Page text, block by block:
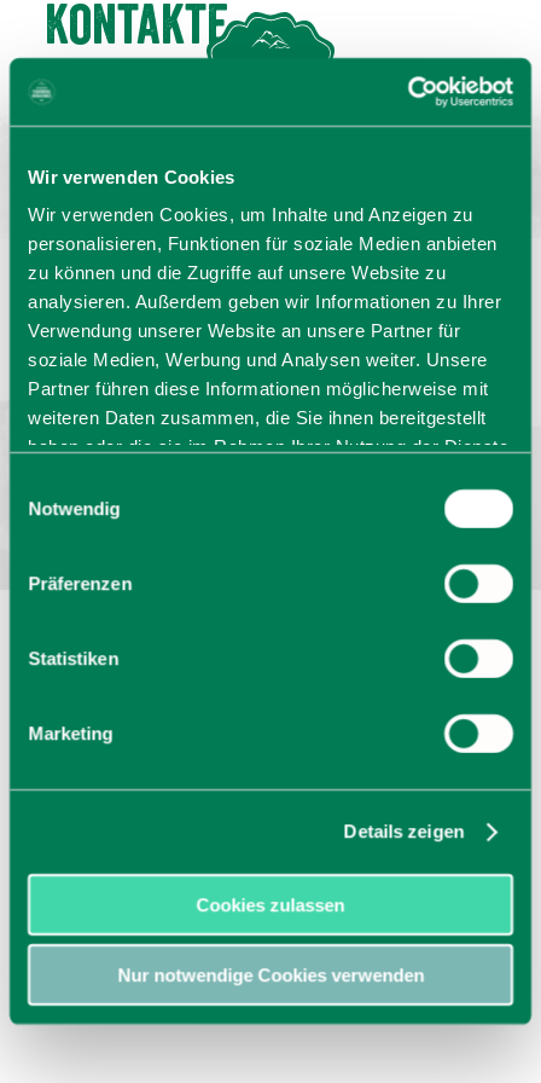
Wir verwenden Cookies
Wir verwenden Cookies, um Inhalte und Anzeigen zu
personalisieren, Funktionen für soziale Medien anbieten
zu können und die Zugriffe auf unsere Website zu
analysieren. Außerdem geben wir Informationen zu Ihrer
Verwendung unserer Website an unsere Partner für
soziale Medien, Werbung und Analysen weiter. Unsere
Partner führen diese Informationen möglicherweise mit
weiteren Daten zusammen, die Sie ihnen bereitgestellt
haben oder die sie im Rahmen Ihrer Nutzung der Dienste
Cookies, wenn Sie unsere Webseite weiterhin nutzen.
Notwendig
Präferenzen
Statistiken
Marketing
Details zeigen
Cookies zulassen
Nur notwendige Cookies verwenden
Kontakte
Sprache wählen: DE EN IT
Barrierefrei reisen Filmregion
Prospekte
Kontakt
Impressum
Datenschutz
Erklärung zur Barrierefreiheit
Bayern - traditionell anders
GASTGEBERSUCHE